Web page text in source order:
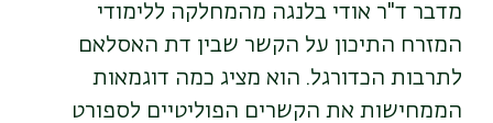
מדבר ד"ר אודי בלנגה מהמחלקה ללימודי
המזרח התיכון על הקשר שבין דת האסלאם
לתרבות הכדורגל. הוא מציג כמה דוגמאות
הממחישות את הקשרים הפוליטיים לספורט